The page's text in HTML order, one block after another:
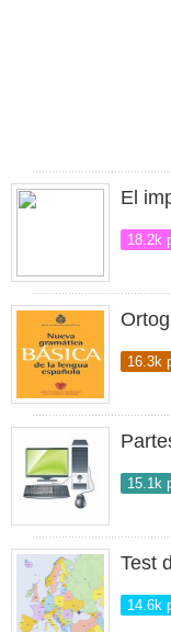
El
18.2k
16.3k
15.1k
Test
14.6k